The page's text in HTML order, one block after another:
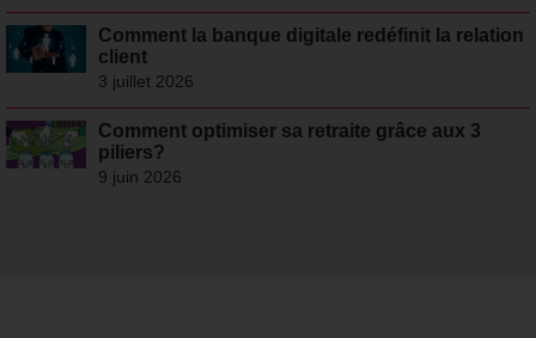
Comment la banque digitale redéfinit la relation
client
3 juillet 2026
Comment optimiser sa retraite grâce aux 3
piliers?
9 juin 2026